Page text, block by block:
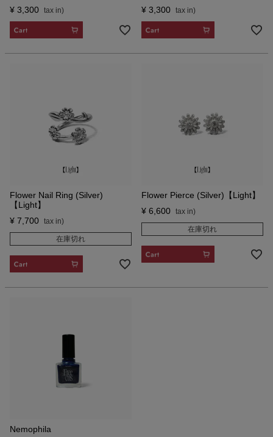
¥ 3,300
¥ 3,300
Flower Nail Ring (Silver)
【Light】
¥ 7,700
在庫切れ
Flower Pierce (Silver)【Light】
¥ 6,600
在庫切れ
Nemophila